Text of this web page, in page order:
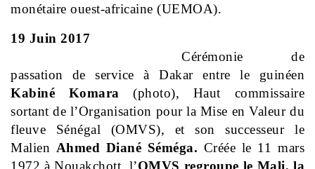
monétaire ouest-africaine (UEMOA).
19 Juin 2017
Cérémonie de
passation de service à Dakar entre le guinéen
Kabiné Komara (photo), Haut commissaire
sortant de l’Organisation pour la Mise en Valeur du
fleuve Sénégal (OMVS), et son successeur le
Malien Ahmed Diané Séméga. Créée le 11 mars
1972 à Nouakchott, l’OMVS regroupe le Mali, la